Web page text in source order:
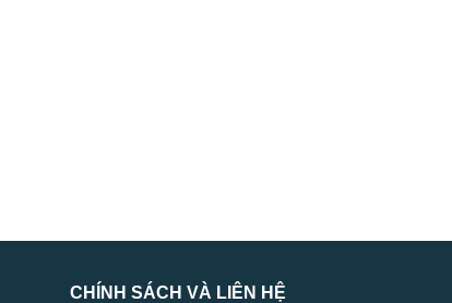
CHÍNH SÁCH VÀ LIÊN HỆ